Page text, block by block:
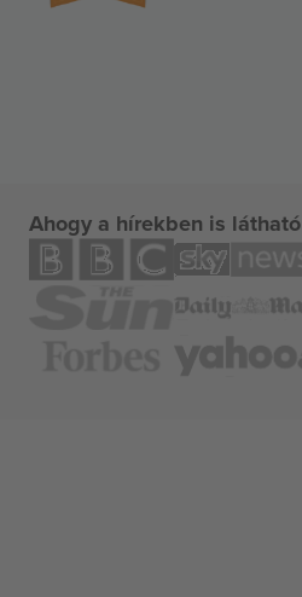
Ahogy a hírekben is látható